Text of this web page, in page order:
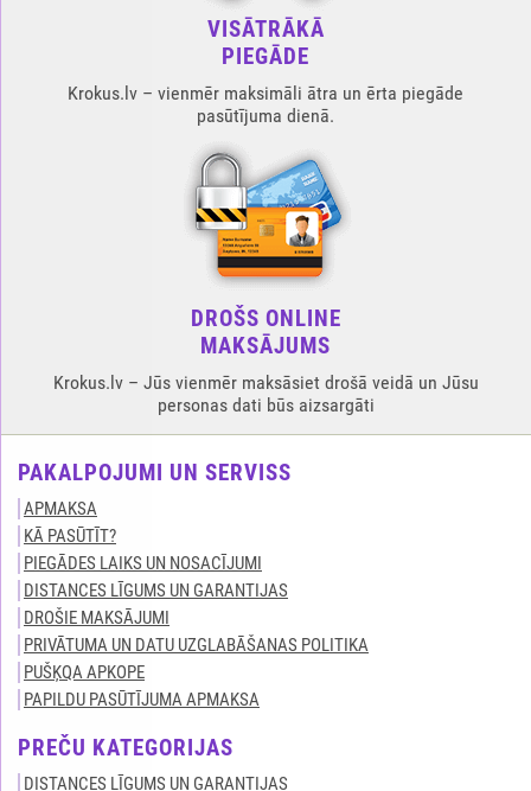
VISĀTRĀKĀ
PIEGĀDE
Krokus.lv – vienmēr maksimāli ātra un ērta piegāde
pasūtījuma dienā.
DROŠS ONLINE
MAKSĀJUMS
Krokus.lv – Jūs vienmēr maksāsiet drošā veidā un Jūsu
personas dati būs aizsargāti
PAKALPOJUMI UN SERVISS
APMAKSA
KĀ PASŪTĪT?
PIEGĀDES LAIKS UN NOSACĪJUMI
DISTANCES LĪGUMS UN GARANTIJAS
DROŠIE MAKSĀJUMI
PRIVĀTUMA UN DATU UZGLABĀŠANAS POLITIKA
PUŠĶQA APKOPE
PAPILDU PASŪTĪJUMA APMAKSA
PREČU KATEGORIJAS
DISTANCES LĪGUMS UN GARANTIJAS